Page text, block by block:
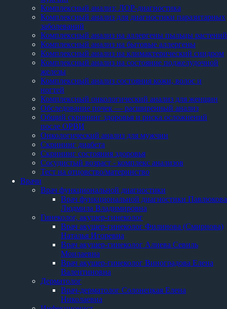
Комплексный анализ: ЛОР-диагностика
Комплексный анализ для диагностики паразитарных
заболеваний
Комплексный анализ на аллергены пыльцы растений
Комплексный анализ на бытовые аллергены
Комплексный анализ на климактерический синдром
Комплексный анализ на состояние поджелудочной
железы
Комплексный анализ состояния кожи, волос и
ногтей
Комплексный онкологический анализ для женщин
Обследование почек — расширенный анализ
Общий скрининг здоровья и риска осложнений
после ОРВИ
Онкологический анализ для мужчин
Скрининг диабета
Скрининг состояния здоровья
Сосудистый возраст - комплекс анализов
Тест на отцовство/материнство
Врачи
Врач функциональной диагностики
Врач функциональной диагностики Павлюкова
Людмила Владимировна
Гинеколог, акушер-гинеколог
Врач акушер-гинеколог Филинова (Смирнова)
Наталья Игоревна
Врач акушер-гинеколог Алиева Севиль
Моилаевна
Врач акушер-гинеколог Виноградова Елена
Валентиновна
Дерматолог
Врач-дерматолог Солонецкая Елена
Николаевна